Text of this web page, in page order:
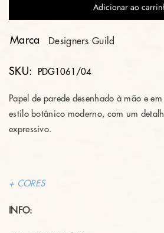
Adicionar ao
Marca Designers Guild
SKU: PDG1061/04
Papel de parede desenhado à mão e
estilo botânico moderno, com um
expressivo.
+ CORES
INFO: